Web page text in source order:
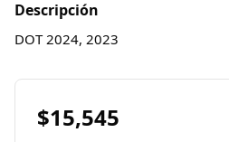
Descripción
DOT 2024, 2023
$15,545